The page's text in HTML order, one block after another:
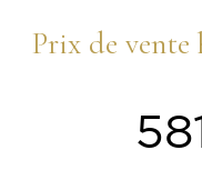
Prix de vente